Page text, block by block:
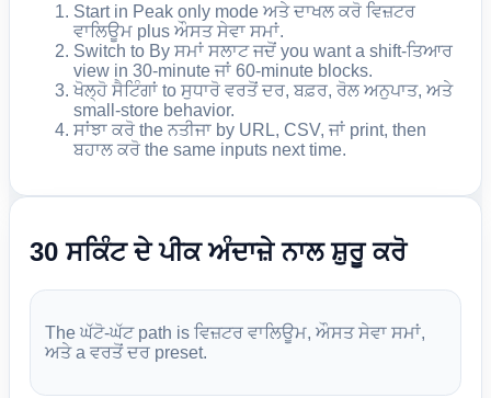
Start in Peak only mode ਅਤੇ ਦਾਖਲ ਕਰੋ ਵਿਜ਼ਟਰ
ਵਾਲਿਊਮ plus ਔਸਤ ਸੇਵਾ ਸਮਾਂ.
Switch to By ਸਮਾਂ ਸਲਾਟ ਜਦੋਂ you want a shift-ਤਿਆਰ
view in 30-minute ਜਾਂ 60-minute blocks.
ਖੋਲ੍ਹੋ ਸੈਟਿੰਗਾਂ to ਸੁਧਾਰੋ ਵਰਤੋਂ ਦਰ, ਬਫ਼ਰ, ਰੋਲ ਅਨੁਪਾਤ, ਅਤੇ
small-store behavior.
ਸਾਂਝਾ ਕਰੋ the ਨਤੀਜਾ by URL, CSV, ਜਾਂ print, then
ਬਹਾਲ ਕਰੋ the same inputs next time.
30 ਸਕਿੰਟ ਦੇ ਪੀਕ ਅੰਦਾਜ਼ੇ ਨਾਲ ਸ਼ੁਰੂ ਕਰੋ
The ਘੱਟੋ-ਘੱਟ path is ਵਿਜ਼ਟਰ ਵਾਲਿਊਮ, ਔਸਤ ਸੇਵਾ ਸਮਾਂ,
ਅਤੇ a ਵਰਤੋਂ ਦਰ preset.